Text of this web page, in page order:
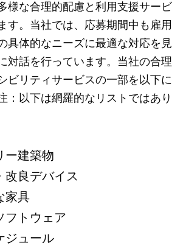
様な合理的配慮と利用支援サービ
す。当社では、応募期間中も雇用
具体的なニーズに最適な対応を見
対話を行っています。当社の合理
ビリティサービスの一部を以下に
：以下は網羅的なリストではあり
ー建築物
改良デバイス
家具
フトウェア
ジュール